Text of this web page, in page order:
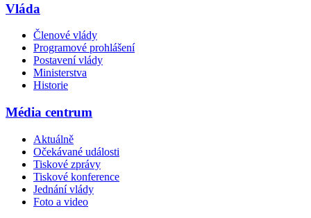
Vláda
Členové vlády
Programové prohlášení
Postavení vlády
Ministerstva
Historie
Média centrum
Aktuálně
Očekávané události
Tiskové zprávy
Tiskové konference
Jednání vlády
Foto a video